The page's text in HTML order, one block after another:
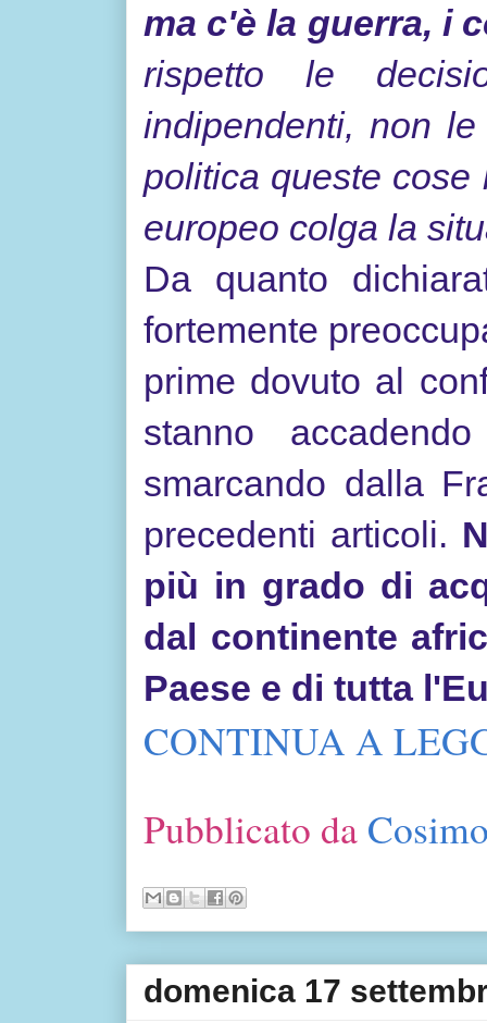
ma c'è la guerra, i
rispetto le
indipendenti, non
politica queste
europeo colga la
Da quanto
fortemente
prime dovuto al
stanno
smarcando dalla
precedenti articoli.
più in grado di
dal continente
Paese e di tutta
CONTINUA A
Pubblicato da
domenica 17